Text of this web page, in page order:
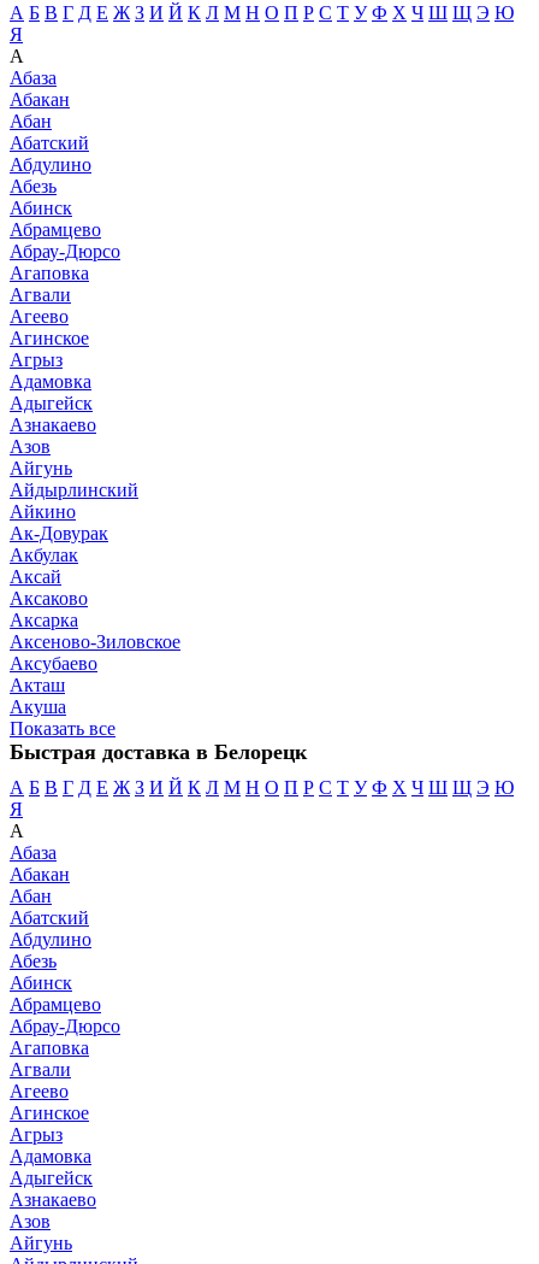
А Б В Г Д Е Ж З И Й К Л М Н О П Р С Т У Ф Х Ч Ш Щ Э Ю
Я
А
Абаза
Абакан
Абан
Абатский
Абдулино
Абезь
Абинск
Абрамцево
Абрау-Дюрсо
Агаповка
Агвали
Агеево
Агинское
Агрыз
Адамовка
Адыгейск
Азнакаево
Азов
Айгунь
Айдырлинский
Айкино
Ак-Довурак
Акбулак
Аксай
Аксаково
Аксарка
Аксеново-Зиловское
Аксубаево
Акташ
Акуша
Показать все
Быстрая доставка в Белорецк
А Б В Г Д Е Ж З И Й К Л М Н О П Р С Т У Ф Х Ч Ш Щ Э Ю
Я
А
Абаза
Абакан
Абан
Абатский
Абдулино
Абезь
Абинск
Абрамцево
Абрау-Дюрсо
Агаповка
Агвали
Агеево
Агинское
Агрыз
Адамовка
Адыгейск
Азнакаево
Азов
Айгунь